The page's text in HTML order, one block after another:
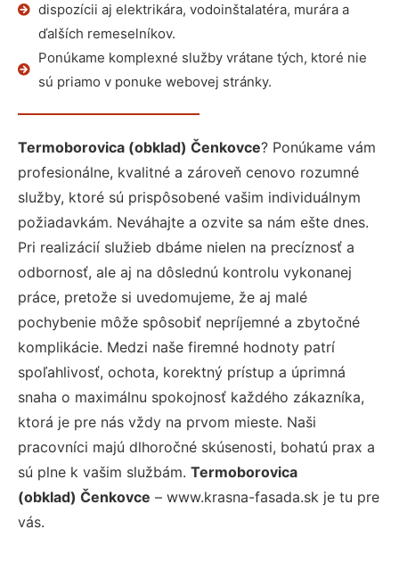
dispozícii aj elektrikára, vodoinštalatéra, murára a
ďalších remeselníkov.
Ponúkame komplexné služby vrátane tých, ktoré nie
sú priamo v ponuke webovej stránky.
Termoborovica (obklad) Čenkovce? Ponúkame vám
profesionálne, kvalitné a zároveň cenovo rozumné
služby, ktoré sú prispôsobené vašim individuálnym
požiadavkám. Neváhajte a ozvite sa nám ešte dnes.
Pri realizácií služieb dbáme nielen na precíznosť a
odbornosť, ale aj na dôslednú kontrolu vykonanej
práce, pretože si uvedomujeme, že aj malé
pochybenie môže spôsobiť nepríjemné a zbytočné
komplikácie. Medzi naše firemné hodnoty patrí
spoľahlivosť, ochota, korektný prístup a úprimná
snaha o maximálnu spokojnosť každého zákazníka,
ktorá je pre nás vždy na prvom mieste. Naši
pracovníci majú dlhoročné skúsenosti, bohatú prax a
sú plne k vašim službám. Termoborovica
(obklad) Čenkovce – www.krasna-fasada.sk je tu pre
vás.